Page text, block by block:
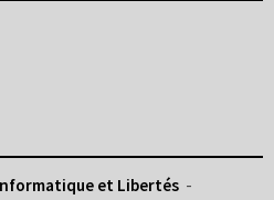
et Libertés